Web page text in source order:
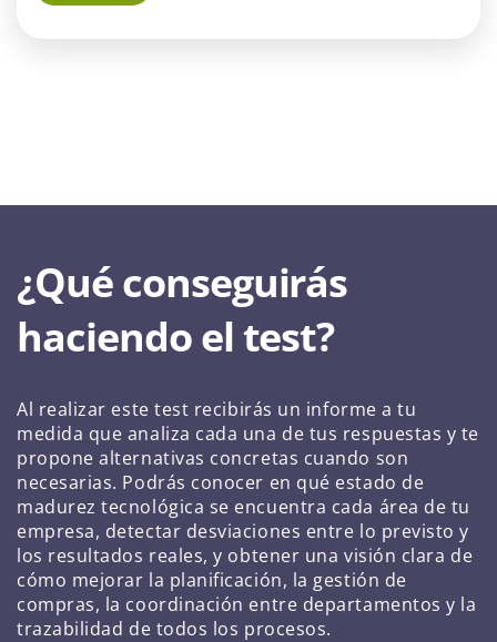
¿Qué conseguirás
haciendo el test?
Al realizar este test recibirás un informe a tu
medida que analiza cada una de tus respuestas y te
propone alternativas concretas cuando son
necesarias. Podrás conocer en qué estado de
madurez tecnológica se encuentra cada área de tu
empresa, detectar desviaciones entre lo previsto y
los resultados reales, y obtener una visión clara de
cómo mejorar la planificación, la gestión de
compras, la coordinación entre departamentos y la
trazabilidad de todos los procesos.